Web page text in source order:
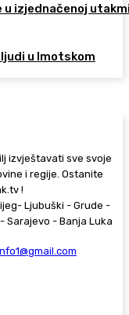
u izjednačenoj
u Imotskom
izvještavati sve svoje
i regije. Ostanite
!
Ljubuški - Grude -
Sarajevo - Banja Luka